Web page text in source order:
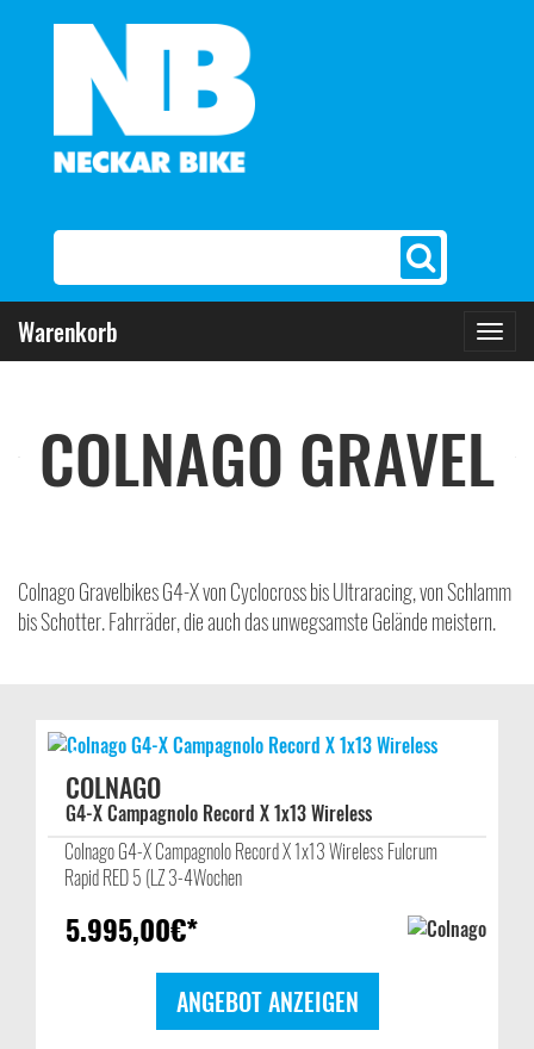
Warenkorb
COLNAGO GRAVEL
Colnago Gravelbikes G4-X von Cyclocross bis Ultraracing, von Schlamm
bis Schotter. Fahrräder, die auch das unwegsamste Gelände meistern.
COLNAGO
G4-X Campagnolo Record X 1x13 Wireless
Colnago G4-X Campagnolo Record X 1x13 Wireless Fulcrum
Rapid RED 5 (LZ 3-4Wochen
5.995,00€*
ANGEBOT ANZEIGEN